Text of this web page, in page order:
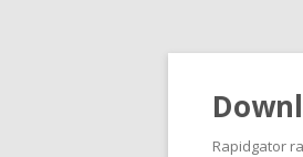
Rapidgator